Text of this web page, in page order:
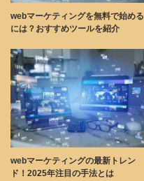
webマーケティングを無料で始める
には？おすすめツールを紹介
webマーケティングの最新トレン
ド！2025年注目の手法とは